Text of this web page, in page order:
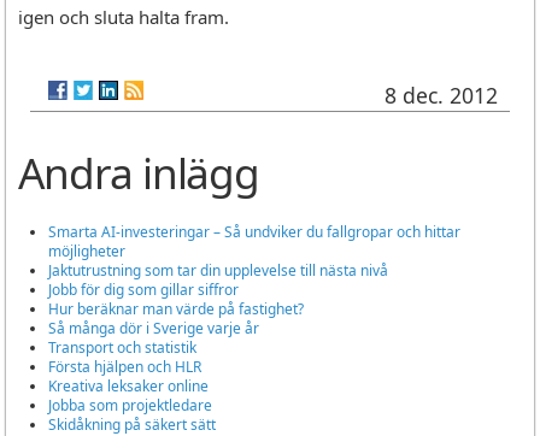
igen och sluta halta fram.
8 dec. 2012
Andra inlägg
Smarta AI-investeringar – Så undviker du fallgropar och hittar
möjligheter
Jaktutrustning som tar din upplevelse till nästa nivå
Jobb för dig som gillar siffror
Hur beräknar man värde på fastighet?
Så många dör i Sverige varje år
Transport och statistik
Första hjälpen och HLR
Kreativa leksaker online
Jobba som projektledare
Skidåkning på säkert sätt